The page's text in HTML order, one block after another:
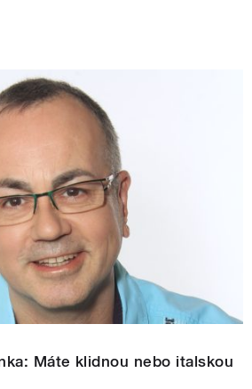
Máte klidnou nebo italskou